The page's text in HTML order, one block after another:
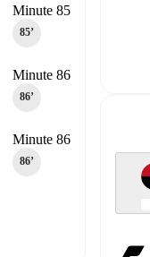
Minute 85
85‎’‎
Minute 86
86‎’‎
Minute 86
86‎’‎